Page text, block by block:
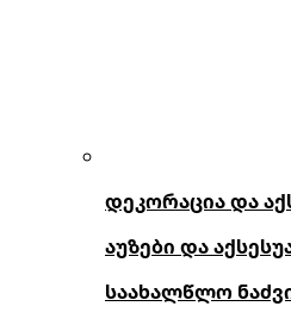
დეკორაცია და
აუზები და
საახალწლო